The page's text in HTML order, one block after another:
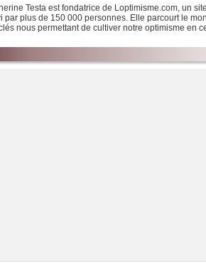
Testa est fondatrice de Loptimisme.com, un
par plus de 150 000 personnes. Elle parcourt le
nous permettant de cultiver notre optimisme en